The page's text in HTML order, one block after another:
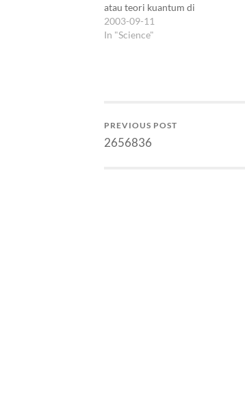
atau teori kuantum di
pertengahan abad-20. Tahun2
kemaren, website ini suka cerita
2003-09-11
In "Science"
PREVIOUS POST
2656836